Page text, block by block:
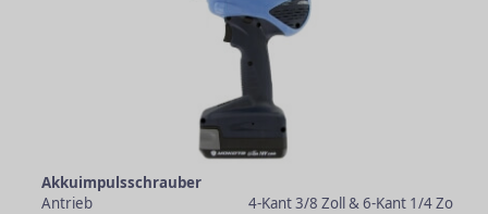
Akkuimpulsschrauber
Antrieb
4-Kant 3/8 Zoll & 6-Kant 1/4 Zoll